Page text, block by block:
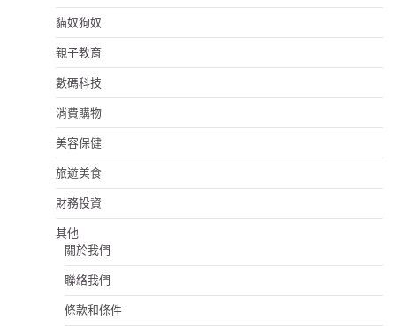
貓奴狗奴
親子教育
數碼科技
消費購物
美容保健
旅遊美食
財務投資
其他
關於我們
聯絡我們
條款和條件